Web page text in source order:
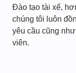
Đào tạo tài xế,
chúng tôi luôn
yêu cầu cũng
viên.